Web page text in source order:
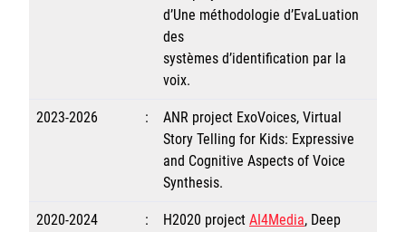
d’Une méthodologie d’EvaLuation
des
systèmes d’identification par la
voix.
2023-2026 :
ANR project ExoVoices, Virtual
Story Telling for Kids: Expressive
and Cognitive Aspects of Voice
Synthesis.
2020-2024 : H2020 project AI4Media, Deep